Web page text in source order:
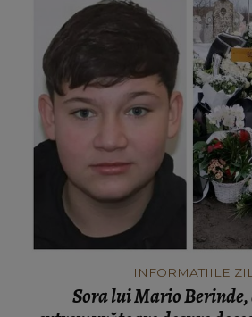
INFORMATIILE
Sora lui Mario